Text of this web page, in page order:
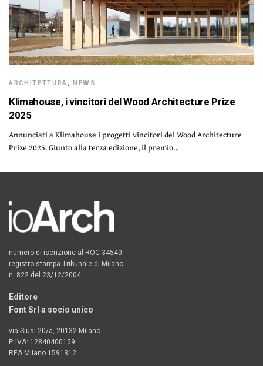
ARCHITETTURA,NEWS
Klimahouse, i vincitori del Wood Architecture Prize
2025
Annunciati a Klimahouse i progetti vincitori del Wood Architecture
Prize 2025. Giunto alla terza edizione, il premio…
numero di iscrizione al ROC 34540
registro stampa Tribunale di Milano
n. 822 del 23/12/2004
Editore
Font Srl a socio unico
via Siusi 20/a, 20132 Milano
P. IVA: 12840400159
REA Milano 1591312